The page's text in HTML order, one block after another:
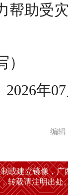
帮助受
年07
编
或建立镜像，
转载请注明出处